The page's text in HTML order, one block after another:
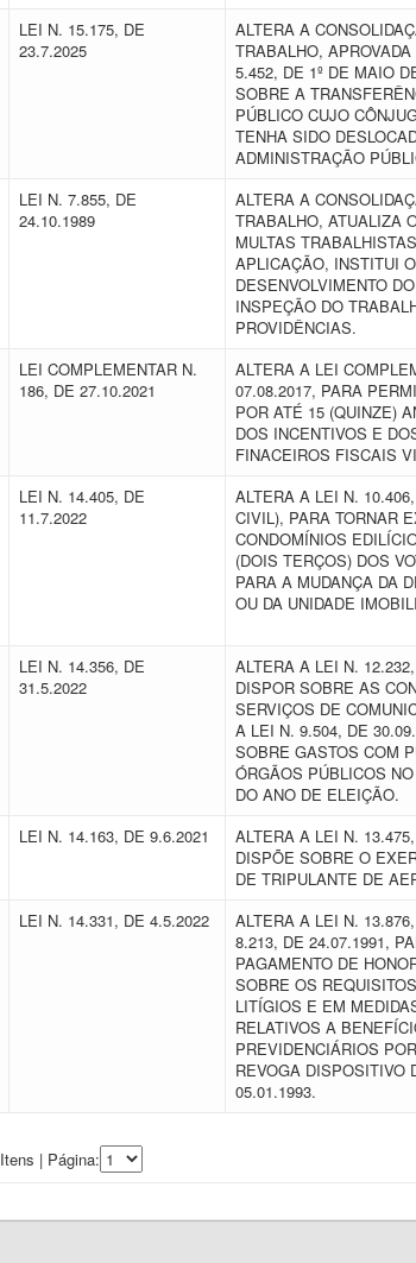
LEI N. 15.175, DE
23.7.2025
ALTERA A
TRABALHO,
5.452, DE 1º DE MAIO
SOBRE A
PÚBLICO CUJO
TENHA SIDO
ADMINISTRAÇÃO
LEI N. 7.855, DE
24.10.1989
ALTERA A
TRABALHO, ATUALIZA
MULTAS
APLICAÇÃO, INSTITUI
DESENVOLVIMENTO
INSPEÇÃO DO
PROVIDÊNCIAS.
LEI COMPLEMENTAR N.
186, DE 27.10.2021
ALTERA A LEI
07.08.2017, PARA
POR ATÉ 15 (QUINZE)
DOS INCENTIVOS E
FINACEIROS FISCAIS
LEI N. 14.405, DE
11.7.2022
ALTERA A LEI N.
CIVIL), PARA TORNAR
CONDOMÍNIOS
(DOIS TERÇOS) DOS
PARA A MUDANÇA DA
OU DA UNIDADE
LEI N. 14.356, DE
31.5.2022
ALTERA A LEI N.
DISPOR SOBRE AS
SERVIÇOS DE
A LEI N. 9.504, DE
SOBRE GASTOS COM
ÓRGÃOS PÚBLICOS
DO ANO DE ELEIÇÃO.
LEI N. 14.163, DE 9.6.2021
ALTERA A LEI N.
DISPÕE SOBRE O
DE TRIPULANTE DE
LEI N. 14.331, DE 4.5.2022
ALTERA A LEI N.
8.213, DE 24.07.1991,
PAGAMENTO DE
SOBRE OS
LITÍGIOS E EM
RELATIVOS A
PREVIDENCIÁRIOS
REVOGA DISPOSITIVO
05.01.1993.
Itens | Página: